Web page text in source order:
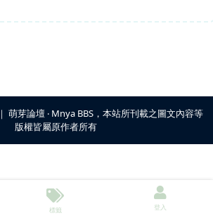
｜ 萌芽論壇 ‧ Mnya BBS，本站所刊載之圖文內容等
版權皆屬原作者所有
標籤 登入